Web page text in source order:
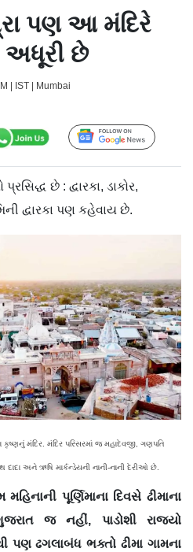
પણ આ મંદિરે
અધૂરી છે
| IST | Mumbai
Follow Us
છે : દ્વારકા, ડાકોર,
દ્વારકા પણ કહેવાય છે.
કૃષ્ણનું મંદિર. મંદિર પરિસરમાં જ મહાદેવજી, ગણપતિ
દાદા અને ઋષિ માર્કન્ડેયની નાની-નાની દેરીઓ છે.
પૂર્ણિમાના દિવસે ઢીમાના
જ નહીં, પાડોશી રાજ્યો
પણ ઢગલાબંધ ભક્તો ઢીમા ગામના